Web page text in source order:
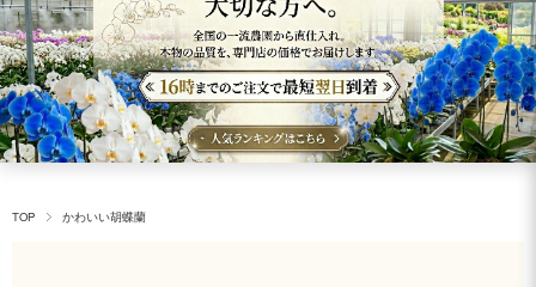
TOP かわいい胡蝶蘭